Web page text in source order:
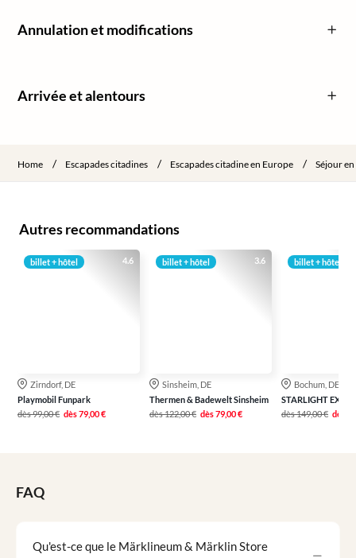
Annulation et modifications
Arrivée et alentours
Home / Escapades citadines / Escapades citadine en Europe / Séjour
Autres recommandations
4.6
billet + hôtel
Zirndorf, DE
Playmobil Funpark
dès99,00 € dès79,00 €
3.6
billet + hôtel
Sinsheim, DE
Thermen & Badewelt Sinsheim
dès122,00 € dès79,00 €
billet + hôtel
Bochum, DE
STARLIGHT
dès149,00 € dès
FAQ
Qu'est-ce que le Märklineum & Märklin Store